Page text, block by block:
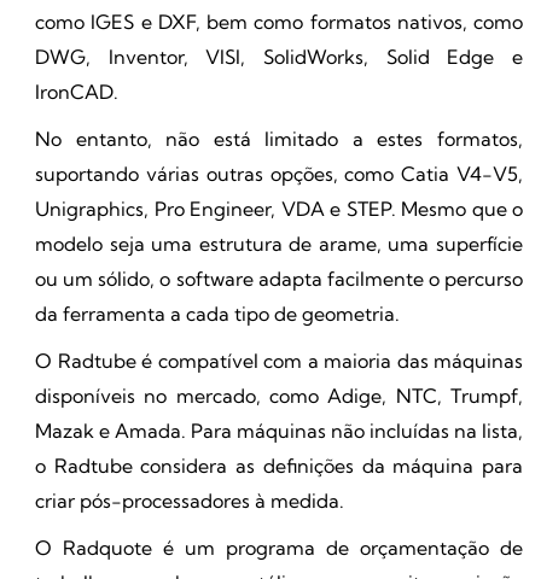
como IGES e DXF, bem como formatos nativos, como
DWG, Inventor, VISI, SolidWorks, Solid Edge e
IronCAD.
No entanto, não está limitado a estes formatos,
suportando várias outras opções, como Catia V4-V5,
Unigraphics, Pro Engineer, VDA e STEP. Mesmo que o
modelo seja uma estrutura de arame, uma superfície
ou um sólido, o software adapta facilmente o percurso
da ferramenta a cada tipo de geometria.
O Radtube é compatível com a maioria das máquinas
disponíveis no mercado, como Adige, NTC, Trumpf,
Mazak e Amada. Para máquinas não incluídas na lista,
o Radtube considera as definições da máquina para
criar pós-processadores à medida.
O Radquote é um programa de orçamentação de